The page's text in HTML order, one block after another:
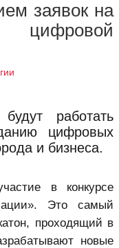
заявок на
цифровой
работать
цифровых
и бизнеса.
в конкурсе
. Это самый
проходящий в
новые